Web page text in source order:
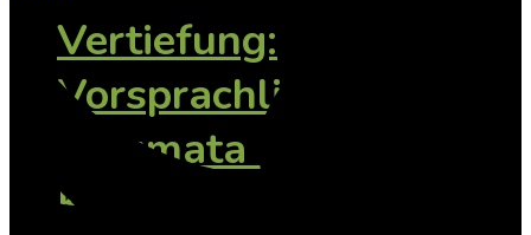
Vertiefung:
Vorsprachliche
Traumata im
Körpergedächtnis